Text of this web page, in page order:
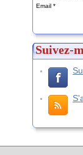
Email
Suivez-